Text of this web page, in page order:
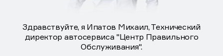
Здравствуйте, я Ипатов Михаил, Технический
директор автосервиса "Центр Правильного
Обслуживания".